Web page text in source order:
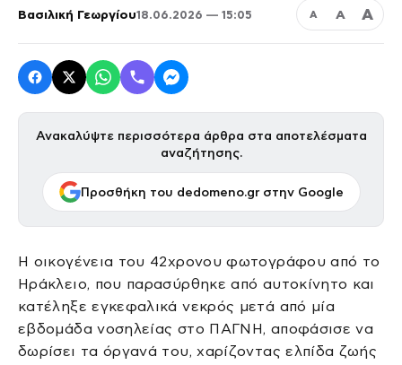
Βασιλική Γεωργίου18.06.2026 — 15:05 Α Α Α
Ανακαλύψτε περισσότερα άρθρα στα αποτελέσματα
αναζήτησης.
Προσθήκη του dedomeno.gr στην Google
Η οικογένεια του 42χρονου φωτογράφου από το
Ηράκλειο, που παρασύρθηκε από αυτοκίνητο και
κατέληξε εγκεφαλικά νεκρός μετά από μία
εβδομάδα νοσηλείας στο ΠΑΓΝΗ, αποφάσισε να
δωρίσει τα όργανά του, χαρίζοντας ελπίδα ζωής